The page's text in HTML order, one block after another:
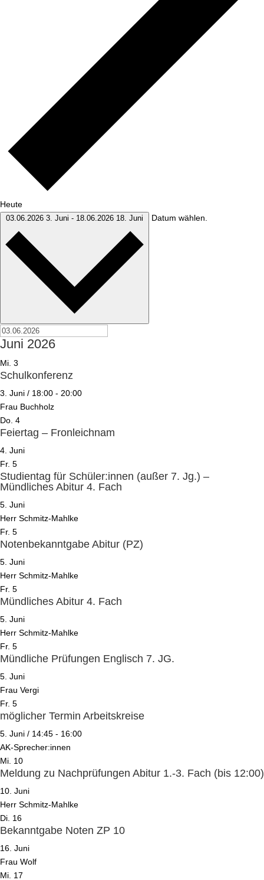
Heute
03.06.2026 3. Juni - 18.06.2026 18. Juni Datum wählen.
Juni 2026
Mi. 3
Schulkonferenz
3. Juni / 18:00 - 20:00
Frau Buchholz
Do. 4
Feiertag – Fronleichnam
4. Juni
Fr. 5
Studientag für Schüler:innen (außer 7. Jg.) –
Mündliches Abitur 4. Fach
5. Juni
Herr Schmitz-Mahlke
Fr. 5
Notenbekanntgabe Abitur (PZ)
5. Juni
Herr Schmitz-Mahlke
Fr. 5
Mündliches Abitur 4. Fach
5. Juni
Herr Schmitz-Mahlke
Fr. 5
Mündliche Prüfungen Englisch 7. JG.
5. Juni
Frau Vergi
Fr. 5
möglicher Termin Arbeitskreise
5. Juni / 14:45 - 16:00
AK-Sprecher:innen
Mi. 10
Meldung zu Nachprüfungen Abitur 1.-3. Fach (bis 12:00)
10. Juni
Herr Schmitz-Mahlke
Di. 16
Bekanntgabe Noten ZP 10
16. Juni
Frau Wolf
Mi. 17